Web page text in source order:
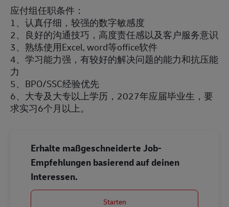
应付组任职条件：
1、认真仔细，较强的数字敏感度
2、良好的沟通技巧，高度责任感以及客户服务意识
3、熟练使用Excel, word等office软件
4、学习能力强，有较好的解决问题的能力和抗压能
力
5、BPO/SSC经验优先
6、大专及大专以上学历，2027年应届毕业生，要
求实习6个月以上。
Erhalte maßgeschneiderte Job-
Empfehlungen basierend auf deinen
Interessen.
Starten